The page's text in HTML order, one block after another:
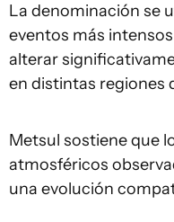
La denominación se
eventos más
alterar
en distintas regiones
Metsul sostiene que
atmosféricos
una evolución